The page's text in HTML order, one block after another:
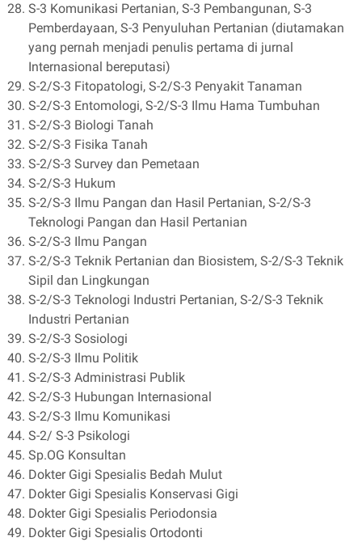
S-3 Komunikasi Pertanian, S-3 Pembangunan, S-3
Pemberdayaan, S-3 Penyuluhan Pertanian (diutamakan
yang pernah menjadi penulis pertama di jurnal
Internasional bereputasi)
S-2/S-3 Fitopatologi, S-2/S-3 Penyakit Tanaman
S-2/S-3 Entomologi, S-2/S-3 Ilmu Hama Tumbuhan
S-2/S-3 Biologi Tanah
S-2/S-3 Fisika Tanah
S-2/S-3 Survey dan Pemetaan
S-2/S-3 Hukum
S-2/S-3 Ilmu Pangan dan Hasil Pertanian, S-2/S-3
Teknologi Pangan dan Hasil Pertanian
S-2/S-3 Ilmu Pangan
S-2/S-3 Teknik Pertanian dan Biosistem, S-2/S-3 Teknik
Sipil dan Lingkungan
S-2/S-3 Teknologi Industri Pertanian, S-2/S-3 Teknik
Industri Pertanian
S-2/S-3 Sosiologi
S-2/S-3 Ilmu Politik
S-2/S-3 Administrasi Publik
S-2/S-3 Hubungan Internasional
S-2/S-3 Ilmu Komunikasi
S-2/ S-3 Psikologi
Sp.OG Konsultan
Dokter Gigi Spesialis Bedah Mulut
Dokter Gigi Spesialis Konservasi Gigi
Dokter Gigi Spesialis Periodonsia
Dokter Gigi Spesialis Ortodonti